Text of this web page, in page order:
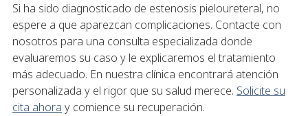
Si ha sido diagnosticado de estenosis pieloureteral, no
espere a que aparezcan complicaciones. Contacte con
nosotros para una consulta especializada donde
evaluaremos su caso y le explicaremos el tratamiento
más adecuado. En nuestra clínica encontrará atención
personalizada y el rigor que su salud merece. Solicite su
cita ahora y comience su recuperación.